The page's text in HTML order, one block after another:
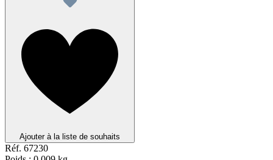
Ajouter à la liste de souhaits
Réf. 67230